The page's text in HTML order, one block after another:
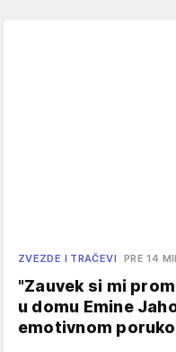
ZVEZDE I TRAČEVI PRE 14
"Zauvek si mi
u domu Emine
emotivnom